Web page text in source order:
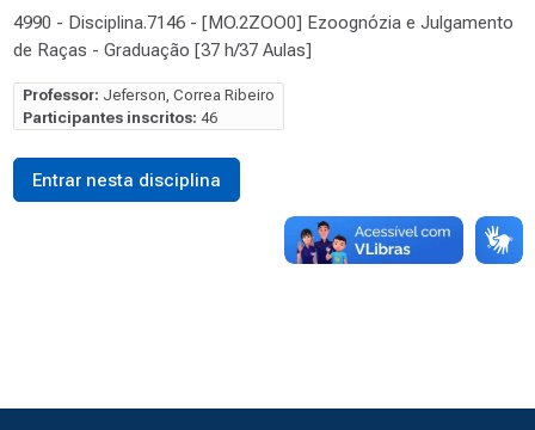
4990 - Disciplina.7146 - [MO.2ZOO0] Ezoognózia e Julgamento
de Raças - Graduação [37 h/37 Aulas]
Professor: Jeferson, Correa Ribeiro
Participantes inscritos: 46
Entrar nesta disciplina